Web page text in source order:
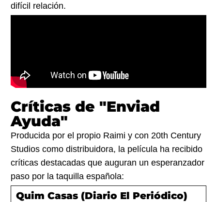
difícil relación.
Críticas de "Enviad
Ayuda"
Producida por el propio Raimi y con 20th Century
Studios como distribuidora, la película ha recibido
críticas destacadas que auguran un esperanzador
paso por la taquilla española:
Quim Casas (Diario El Periódico)